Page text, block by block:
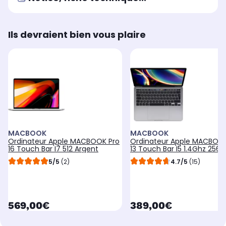
Ils devraient bien vous plaire
MACBOOK
Ordinateur Apple MACBOOK Pro
16 Touch Bar I7 512 Argent
5/5 (2)
currentPrice
569,00€
MACBOOK
Ordinateur Apple
13 Touch Bar I5 1.4Ghz 256
4.7/5 (15)
currentPrice
389,00€